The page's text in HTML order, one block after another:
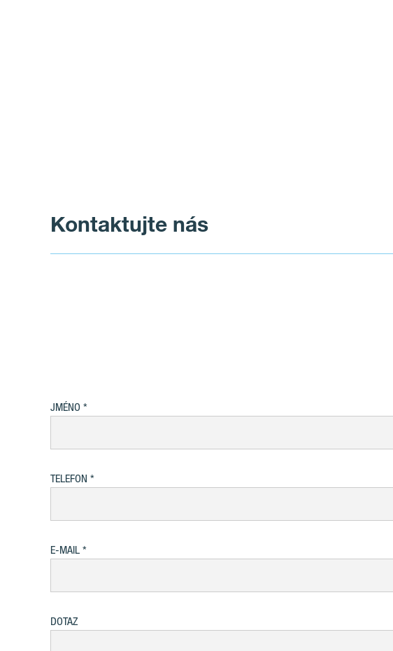
Kontaktujte nás
JMÉNO
TELEFON
E-MAIL
DOTAZ